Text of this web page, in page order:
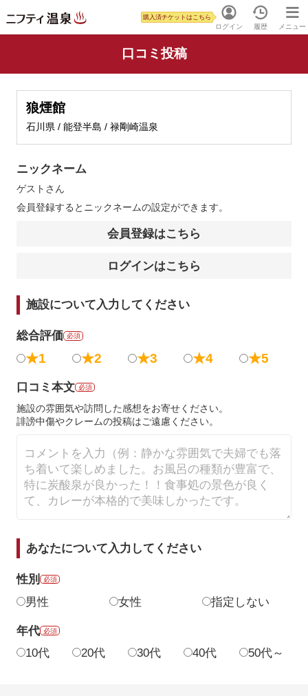
ログイン
購入済チケットはこちら
履歴 メニュー
口コミ投稿
狼煙館
石川県 / 能登半島 / 禄剛崎温泉
ニックネーム
ゲスト さん
会員登録するとニックネームの設定ができます。
会員登録はこちら
ログインはこちら
施設について入力してください
総合評価 必須
★1 ★2 ★3 ★4 ★5
口コミ本文 必須
施設の雰囲気や訪問した感想をお寄せください。
誹謗中傷やクレームの投稿はご遠慮ください。
あなたについて入力してください
性別 必須
男性 女性 指定しない
年代 必須
10代 20代 30代 40代 50代～